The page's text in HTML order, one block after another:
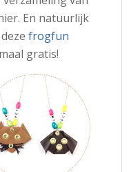
En natuurlijk
frogfun
gratis!